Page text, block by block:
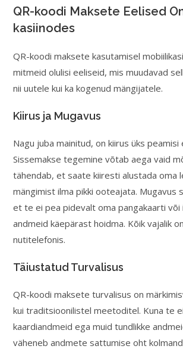
QR-koodi Maksete Eelised
kasiinodes
QR-koodi maksete kasutamisel
mitmeid olulisi eeliseid, mis muudavad
nii uutele kui ka kogenud mängijatele.
Kiirus ja Mugavus
Nagu juba mainitud, on kiirus üks peamisi
Sissemakse tegemine võtab aega vaid
tähendab, et saate kiiresti alustada oma
mängimist ilma pikki ooteajata. Mugavus
et te ei pea pidevalt oma pangakaarti
andmeid käepärast hoidma. Kõik vajalik
nutitelefonis.
Täiustatud Turvalisus
QR-koodi maksete turvalisus on
kui traditsioonilistel meetoditel. Kuna te
kaardiandmeid ega muid tundlikke
väheneb andmete sattumise oht